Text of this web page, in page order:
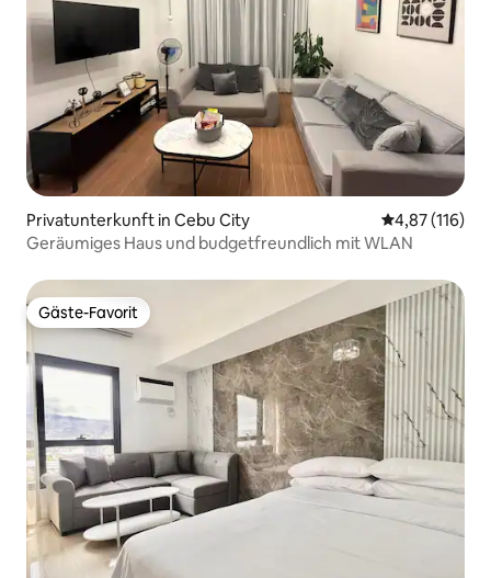
Privatunterkunft in Cebu City
4,87 (116)
Geräumiges Haus und budgetfreundlich mit WLAN
Gäste-Favorit
Gäste-Favorit